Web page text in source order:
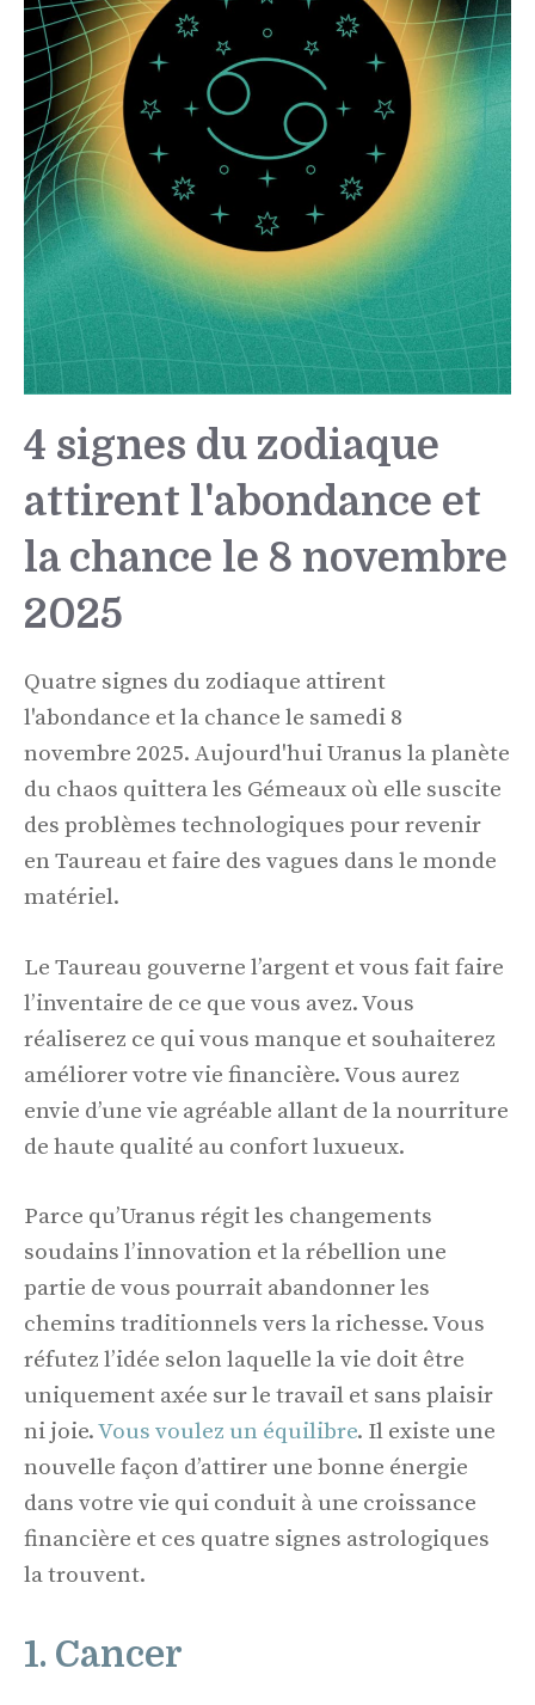
4 signes du zodiaque
attirent l'abondance et
la chance le 8 novembre
2025
Quatre signes du zodiaque attirent
l'abondance et la chance le samedi 8
novembre 2025. Aujourd'hui Uranus la planète
du chaos quittera les Gémeaux où elle suscite
des problèmes technologiques pour revenir
en Taureau et faire des vagues dans le monde
matériel.
Le Taureau gouverne l’argent et vous fait faire
l’inventaire de ce que vous avez. Vous
réaliserez ce qui vous manque et souhaiterez
améliorer votre vie financière. Vous aurez
envie d’une vie agréable allant de la nourriture
de haute qualité au confort luxueux.
Parce qu’Uranus régit les changements
soudains l’innovation et la rébellion une
partie de vous pourrait abandonner les
chemins traditionnels vers la richesse. Vous
réfutez l’idée selon laquelle la vie doit être
uniquement axée sur le travail et sans plaisir
ni joie.Vous voulez un équilibre. Il existe une
nouvelle façon d’attirer une bonne énergie
dans votre vie qui conduit à une croissance
financière et ces quatre signes astrologiques
la trouvent.
1. Cancer